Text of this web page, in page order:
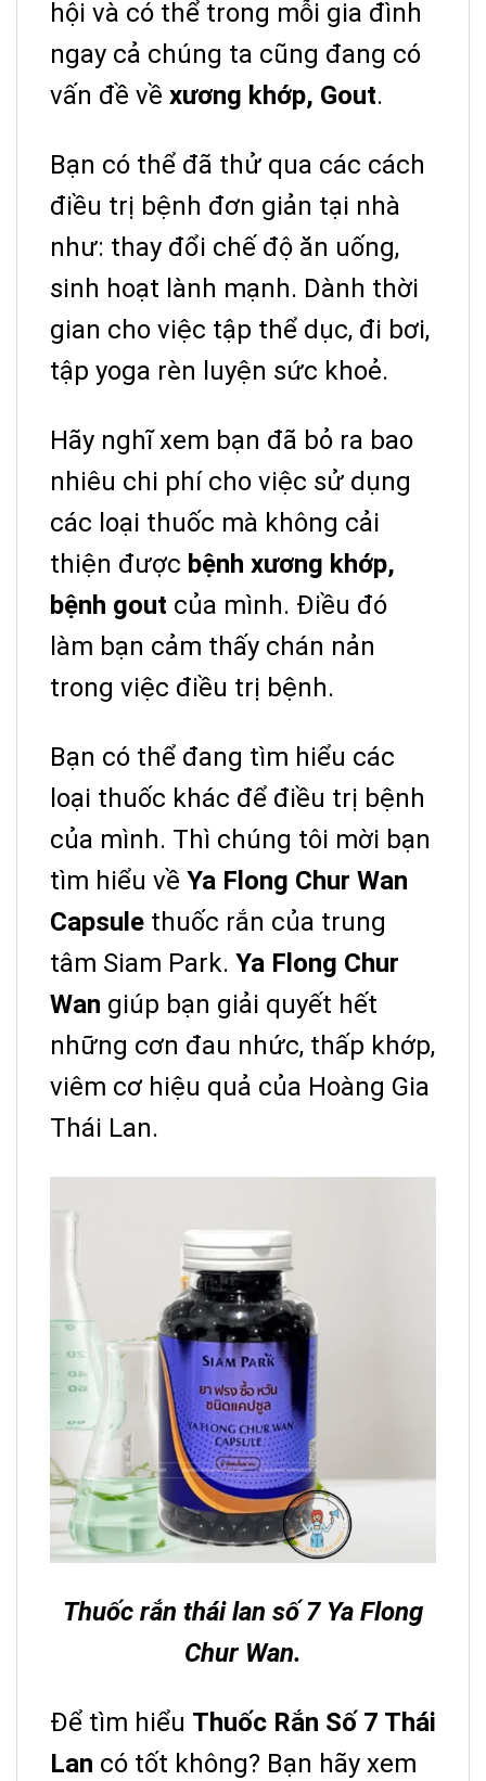
hội và có thể trong mỗi gia đình
ngay cả chúng ta cũng đang có
vấn đề về xương khớp, Gout.
Bạn có thể đã thử qua các cách
điều trị bệnh đơn giản tại nhà
như: thay đổi chế độ ăn uống,
sinh hoạt lành mạnh. Dành thời
gian cho việc tập thể dục, đi bơi,
tập yoga rèn luyện sức khoẻ.
Hãy nghĩ xem bạn đã bỏ ra bao
nhiêu chi phí cho việc sử dụng
các loại thuốc mà không cải
thiện được bệnh xương khớp,
bệnh gout của mình. Điều đó
làm bạn cảm thấy chán nản
trong việc điều trị bệnh.
Bạn có thể đang tìm hiểu các
loại thuốc khác để điều trị bệnh
của mình. Thì chúng tôi mời bạn
tìm hiểu về Ya Flong Chur Wan
Capsule thuốc rắn của trung
tâm Siam Park. Ya Flong Chur
Wan giúp bạn giải quyết hết
những cơn đau nhức, thấp khớp,
viêm cơ hiệu quả của Hoàng Gia
Thái Lan.
Thuốc rắn thái lan số 7 Ya Flong
Chur Wan.
Để tìm hiểu Thuốc Rắn Số 7 Thái
Lan có tốt không? Bạn hãy xem